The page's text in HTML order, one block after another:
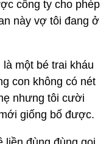
công ty cho phép
này vợ tôi đang ở
một bé trai kháu
con không có nét
nhưng tôi cười
giống bố được.